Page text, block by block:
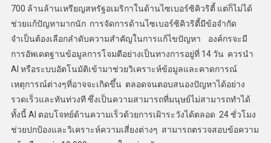
700 ล้านล้านเหรียญสหรัฐอเมริกาในด้านไซเบอร์ซิคิวริตี้ แต่ก็ไม่ได้
ช่วยแก้ปัญหามากนัก การจัดการด้านไซเบอร์ซิคิวริตี้มีข้อจำกัด
จำเป็นต้องเลือกลำดับความสำคัญในการแก้ไขปัญหา องค์กรจะมี
การอัพเดตฐานข้อมูลการโจมตีอย่างเป็นทางการอยู่ที่ 14 วัน ควรนำ
AI หรือระบบอัตโนมัติเข้ามาช่วยวิเคราะห์ข้อมูลและคาดการณ์
เหตุการณ์ต่างๆที่อาจจะเกิดขึ้น ตลอดจนตอบสนองปัญหาได้อย่าง
รวดเร็วและทันท่วงที ซึ่งเป็นความสามารถที่มนุษย์ไม่สามารถทำได้
ทั้งนี้ AI ตอบโจทย์ด้านความเร็วด้วยการเฝ้าระวังได้ตลอด 24 ชั่วโมง
ช่วยปกป้องและวิเคราะห์ความเสี่ยงต่างๆ สามารถตรวจสอบข้อความ